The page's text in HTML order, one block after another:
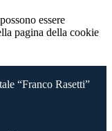
essere
pagina della cookie
“Franco Rasetti”